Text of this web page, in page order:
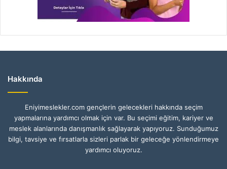
Hakkında
Eniyimeslekler.com gençlerin gelecekleri hakkında seçim
yapmalarına yardımcı olmak için var. Bu seçimi eğitim, kariyer ve
meslek alanlarında danışmanlık sağlayarak yapıyoruz. Sunduğumuz
bilgi, tavsiye ve fırsatlarla sizleri parlak bir geleceğe yönlendirmeye
yardımcı oluyoruz.